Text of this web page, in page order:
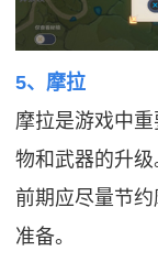
5、摩拉
摩拉是游戏中
物和武器的升级
前期应尽量节
准备。